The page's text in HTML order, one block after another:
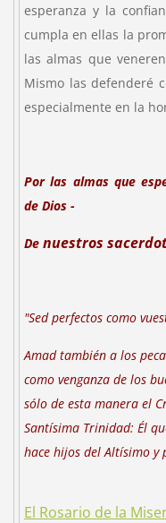
esperanza y la
cumpla en ellas la
las almas que
Mismo las defenderé
especialmente en la
Por las almas que
de Dios -
De nuestros
"Sed perfectos como
Amad también a los
como venganza de los
sólo de esta manera el
Santísima Trinidad: Él
hace hijos del Altísimo y
El Rosario de la